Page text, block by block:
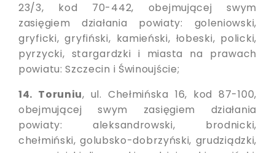
23/3, kod 70-442, obejmującej swym
zasięgiem działania powiaty: goleniowski,
gryficki, gryfiński, kamieński, łobeski, policki,
pyrzycki, stargardzki i miasta na prawach
powiatu: Szczecin i Świnoujście;
14. Toruniu, ul. Chełmińska 16, kod 87-100,
obejmującej swym zasięgiem działania
powiaty: aleksandrowski, brodnicki,
chełmiński, golubsko-dobrzyński, grudziądzki,